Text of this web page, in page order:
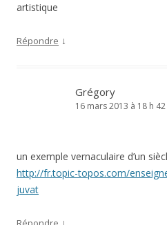
artistique
Répondre ↓
Grégory
16 mars 2013 à 18 h
un exemple vernaculaire d’un
http://fr.topic-topos.com/
juvat